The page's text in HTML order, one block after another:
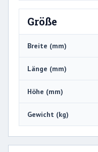
Größe
Breite (mm)
Länge (mm)
Höhe (mm)
Gewicht (kg)